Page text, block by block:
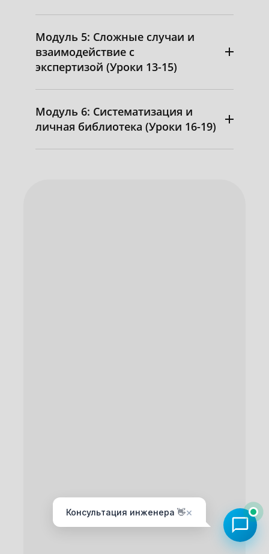
Модуль 5: Сложные случаи и
взаимодействие с
экспертизой (Уроки 13-15)
Модуль 6: Систематизация и
личная библиотека (Уроки 16-19)
Консультация инженера 👋×